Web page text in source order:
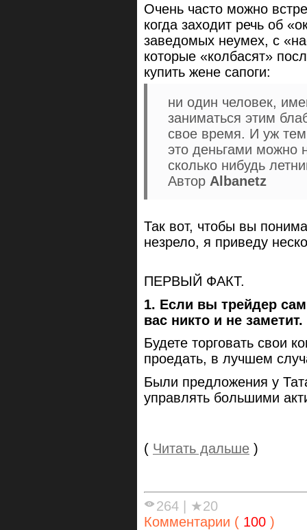
Очень часто можно
когда заходит речь об
заведомых неумех, с
которые «колбасят»
купить жене сапоги:
ни один человек,
заниматься этим
свое время. И уж
это деньгами можно
сколько нибудь
Автор Albanetz
Так вот, чтобы вы
незрело, я приведу
ПЕРВЫЙ ФАКТ.
1. Если вы трейдер
вас никто и не заметит.
Будете торговать свои
проедать, в лучшем
Были предложения у
управлять большими
( Читать дальше )
264 | ★20
Комментарии ( 100 )